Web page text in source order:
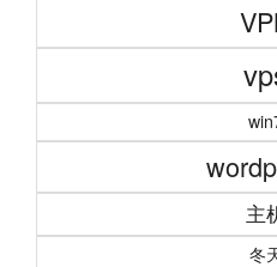
主
冬